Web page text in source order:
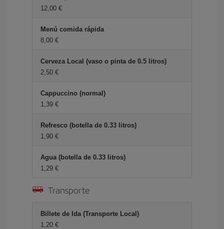
12,00 €
Menú comida rápida
8,00 €
Cerveza Local (vaso o pinta de 0.5 litros)
2,50 €
Cappuccino (normal)
1,39 €
Refresco (botella de 0.33 litros)
1,90 €
Agua (botella de 0.33 litros)
1,29 €
Transporte
Billete de Ida (Transporte Local)
1,20 €